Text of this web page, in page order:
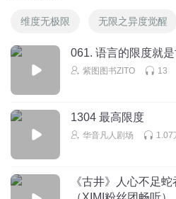
维度无极限 无限之异度觉醒
061. 语言的限度就
紫图图书ZITO 13
1304 最高限度
华音凡人剧场 1.07
《古井》人心不足